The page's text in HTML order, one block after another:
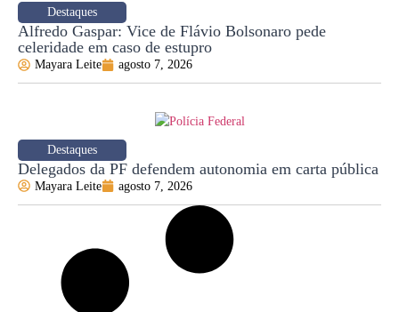
Destaques
Alfredo Gaspar: Vice de Flávio Bolsonaro pede
celeridade em caso de estupro
Mayara Leite agosto 7, 2026
Destaques
Delegados da PF defendem autonomia em carta pública
Mayara Leite agosto 7, 2026